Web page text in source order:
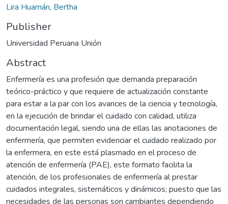
Lira Huamán, Bertha
Publisher
Universidad Peruana Unión
Abstract
Enfermería es una profesión que demanda preparación
teórico-práctico y que requiere de actualización constante
para estar a la par con los avances de la ciencia y tecnología,
en la ejecución de brindar el cuidado con calidad, utiliza
documentación legal, siendo una de ellas las anotaciones de
enfermería, que permiten evidenciar el cuidado realizado por
la enfermera, en este está plasmado en el proceso de
atención de enfermería (PAE), este formato facilita la
atención, de los profesionales de enfermería al prestar
cuidados integrales, sistemáticos y dinámicos; puesto que las
necesidades de las personas son cambiantes dependiendo